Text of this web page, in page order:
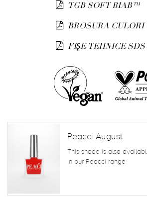
TGB SOFT BIAB™
BROSURA CULORI
FIȘE TEHNICE SDS
Peacci August
This shade is also
in our Peacci range